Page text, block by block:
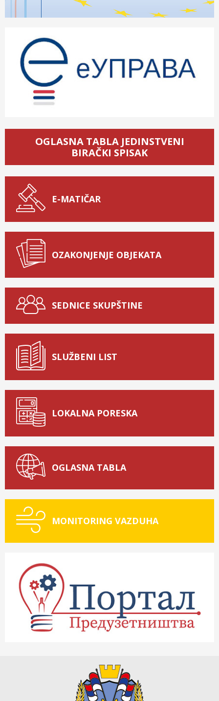
OGLASNA TABLA JEDINSTVENI
BIRAČKI SPISAK
E-MATIČAR
OZAKONJENJE OBJEKATA
SEDNICE SKUPŠTINE
SLUŽBENI LIST
LOKALNA PORESKA
OGLASNA TABLA
MONITORING VAZDUHA